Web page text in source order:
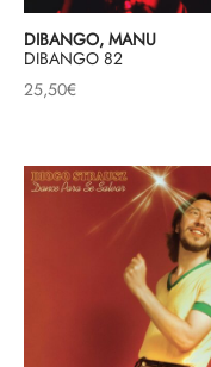
DIBANGO, MANU
DIBANGO 82
25,50€